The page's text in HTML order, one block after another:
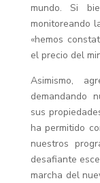
mundo. Si
monitoreando
«hemos
el precio del
Asimismo,
demandando
sus
ha permitido
nuestros
desafiante
marcha del